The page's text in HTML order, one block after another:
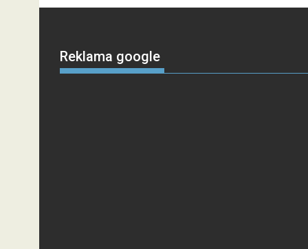
Reklama google